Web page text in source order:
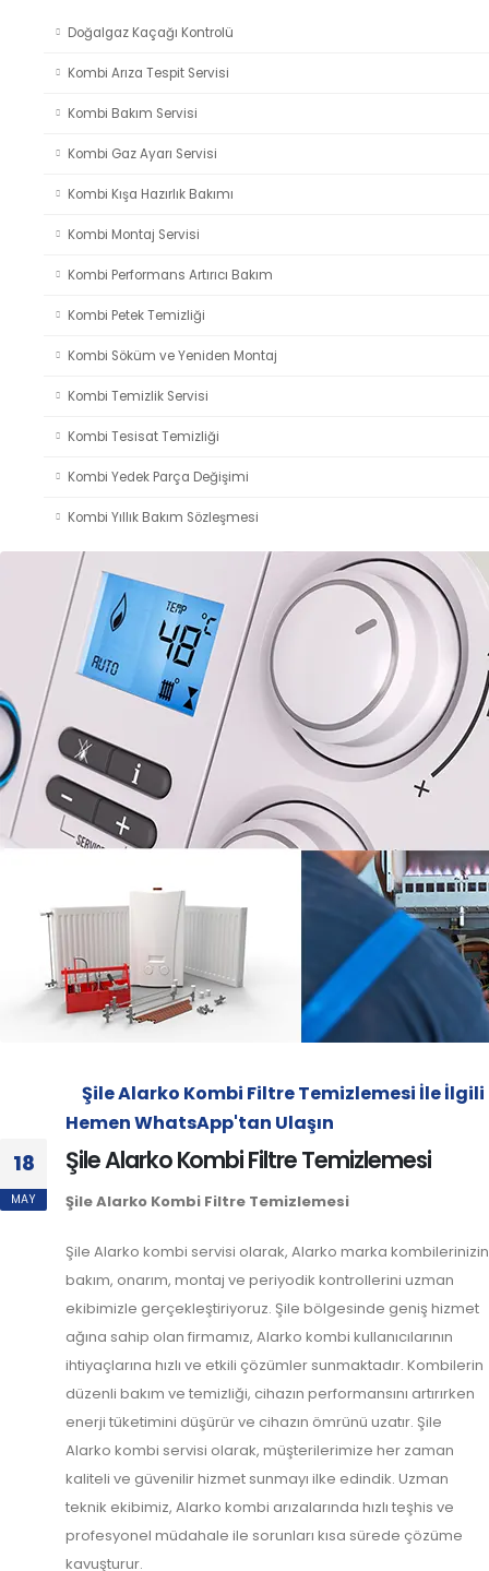
Doğalgaz Kaçağı Kontrolü
Kombi Arıza Tespit Servisi
Kombi Bakım Servisi
Kombi Gaz Ayarı Servisi
Kombi Kışa Hazırlık Bakımı
Kombi Montaj Servisi
Kombi Performans Artırıcı Bakım
Kombi Petek Temizliği
Kombi Söküm ve Yeniden Montaj
Kombi Temizlik Servisi
Kombi Tesisat Temizliği
Kombi Yedek Parça Değişimi
Kombi Yıllık Bakım Sözleşmesi
Şile Alarko Kombi Filtre Temizlemesi İle İlgili
Hemen WhatsApp'tan Ulaşın
18
MAY
Şile Alarko Kombi Filtre Temizlemesi
Şile Alarko Kombi Filtre Temizlemesi
Şile Alarko kombi servisi olarak, Alarko marka kombilerinizin
bakım, onarım, montaj ve periyodik kontrollerini uzman
ekibimizle gerçekleştiriyoruz. Şile bölgesinde geniş hizmet
ağına sahip olan firmamız, Alarko kombi kullanıcılarının
ihtiyaçlarına hızlı ve etkili çözümler sunmaktadır. Kombilerin
düzenli bakım ve temizliği, cihazın performansını artırırken
enerji tüketimini düşürür ve cihazın ömrünü uzatır. Şile
Alarko kombi servisi olarak, müşterilerimize her zaman
kaliteli ve güvenilir hizmet sunmayı ilke edindik. Uzman
teknik ekibimiz, Alarko kombi arızalarında hızlı teşhis ve
profesyonel müdahale ile sorunları kısa sürede çözüme
kavuşturur.